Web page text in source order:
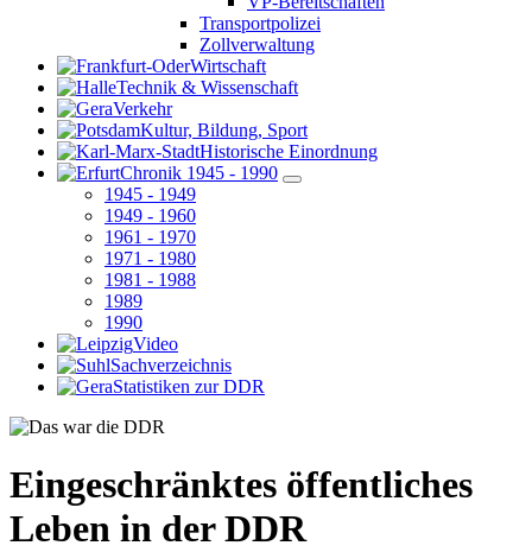
Transportpolizei
Zollverwaltung
Wirtschaft
Technik & Wissenschaft
Verkehr
Kultur, Bildung, Sport
Historische Einordnung
Chronik 1945 - 1990
1945 - 1949
1949 - 1960
1961 - 1970
1971 - 1980
1981 - 1988
1989
1990
Video
Sachverzeichnis
Statistiken zur DDR
Eingeschränktes öffentliches
Leben in der DDR